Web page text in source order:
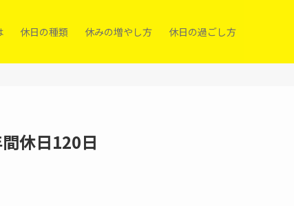
休日の種類 休みの増やし方 休日の過ごし方
休日120日